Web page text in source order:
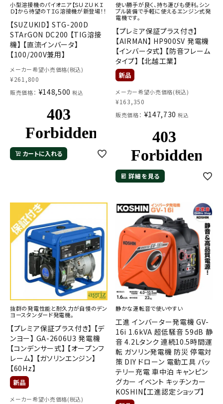
小型溶接機のパイオニア【ＳＵＺＵＫＩ
Ｄ】から待望のＴＩＧ溶接機が新登場！！
【SUZUKID】 STG-200D
STArGON DC200 【TIG溶接
機】 【直流インバータ】
【100/200V兼用】
メーカー希望小売価格(税込)
¥261,800
販売価格： ¥148,500 税込
カートに入れる
使い勝手が良く、持ち運びも便利。シン
プル装備で手軽に使えるエンジン式発
電機です。
【プレミア保証プラス付き】
【AIRMAN】 HP900SV 発電機
【インバータ式】 【防音フレーム
タイプ】 【北越工業】
メーカー希望小売価格(税込)
¥163,350
販売価格： ¥147,730 税込
詳細を見る
抜群の発電性能と耐久力が自慢のデン
ヨースタンダード発電機。
【プレミア保証プラス付き】 【デ
ンヨー】 GA-2606U3 発電機
【コンデンサー式】 【オープンフ
レーム】 【ガソリンエンジン】
【60Hz】
メーカー希望小売価格(税込)
静かな運転音で使いやすい
工進 インバーター発電機 GV-
16i 1.6kVA 超低騒音 59dB 静
音 4.2Lタンク 連続10.5時間運
転 ガソリン発電機 防災 停電対
策 DIY ドローン 電動工具 バッ
テリー充電 車中泊 キャンピン
グカー イベント キッチンカー
KOSHIN【工進認定ショップ】